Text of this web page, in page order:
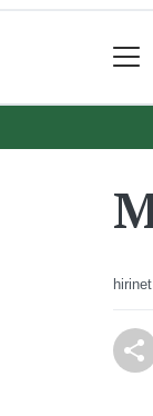
hirinet